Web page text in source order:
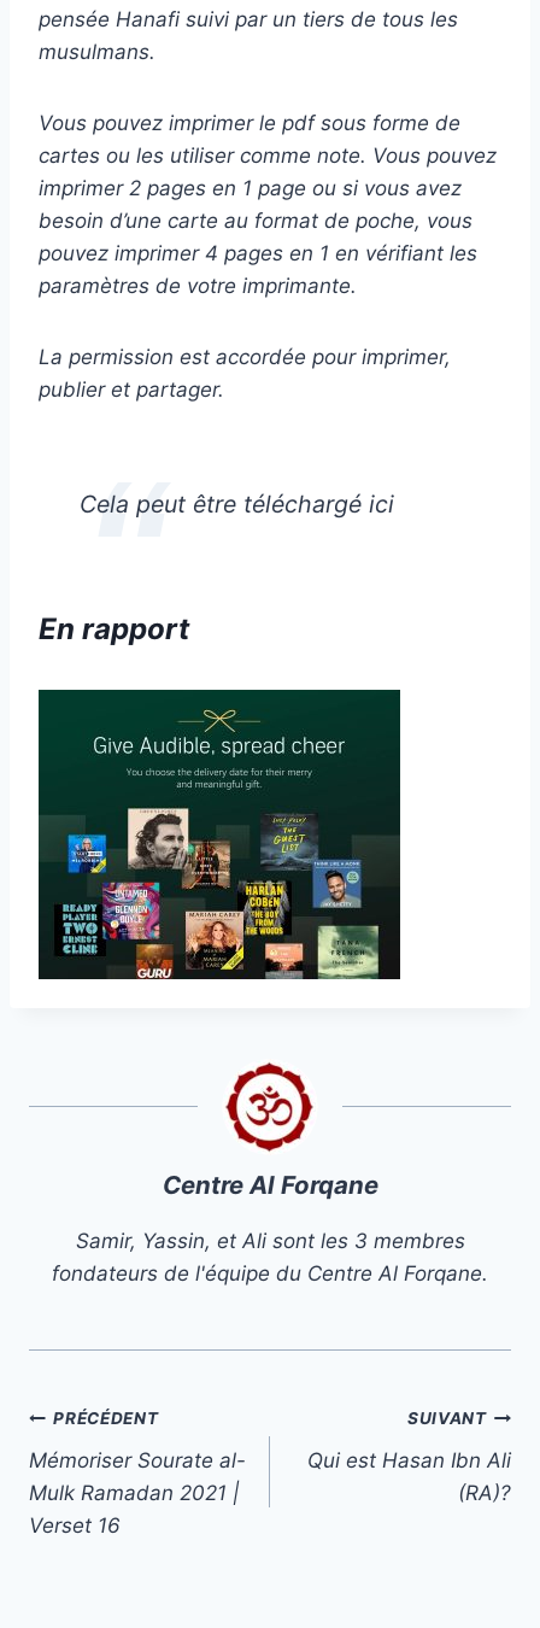
pensée Hanafi suivi par un tiers de tous les
musulmans.
Vous pouvez imprimer le pdf sous forme de
cartes ou les utiliser comme note. Vous pouvez
imprimer 2 pages en 1 page ou si vous avez
besoin d’une carte au format de poche, vous
pouvez imprimer 4 pages en 1 en vérifiant les
paramètres de votre imprimante.
La permission est accordée pour imprimer,
publier et partager.
Cela peut être téléchargé ici
En rapport
Centre Al Forqane
Samir, Yassin, et Ali sont les 3 membres
fondateurs de l'équipe du Centre Al Forqane.
Navigation
de
l’article
PRÉCÉDENT
Mémoriser Sourate al-
Mulk Ramadan 2021 |
Verset 16
SUIVANT
Qui est Hasan Ibn Ali
(RA)?